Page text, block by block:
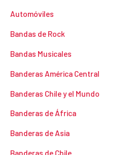
Automóviles
Bandas de Rock
Bandas Musicales
Banderas América Central
Banderas Chile y el Mundo
Banderas de África
Banderas de Asia
Banderas de Chile